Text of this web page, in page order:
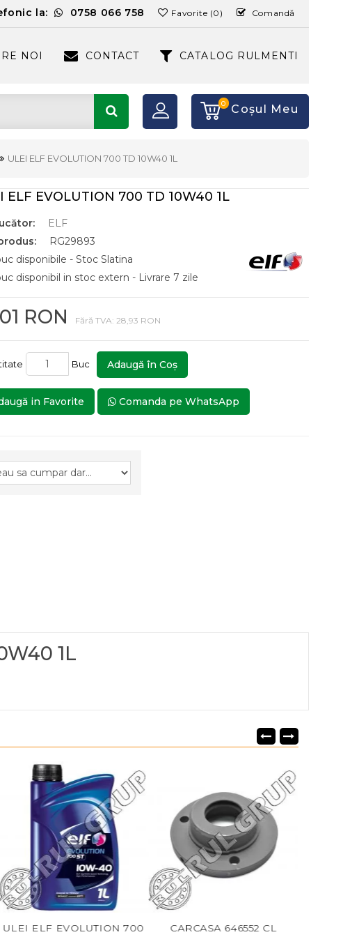
la: 0758 066 758 Favorite (0) Comandă
NOI CONTACT CATALOG RULMENTI
0 Coşul Meu
ULEI ELF EVOLUTION 700 TD 10W40 1L
ELF EVOLUTION 700 TD 10W40 1L
ELF
RG29893
disponibile - Stoc Slatina
disponibil in stoc extern - Livrare 7 zile
RON Fără TVA: 28,93 RON
Buc Adaugă în Coş
in Favorite Comanda pe WhatsApp
1L
EVOLUTION 700
CARCASA 646552 CL
SURUB